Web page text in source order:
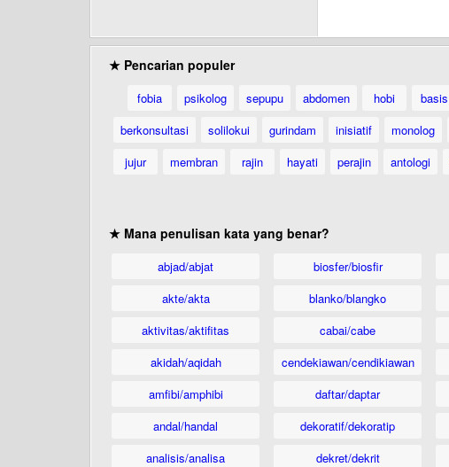
★ Pencarian populer
fobia psikolog sepupu abdomen hobi basis
berkonsultasi
solilokui gurindam inisiatif monolog
jujur
membran rajin hayati perajin antologi
★ Mana penulisan kata yang benar?
abjad/abjat
akte/akta
aktivitas/aktifitas
akidah/aqidah
amfibi/amphibi
andal/handal
analisis/analisa
biosfer/biosfir
blanko/blangko
cabai/cabe
cendekiawan/cendikiawan
daftar/daptar
dekoratif/dekoratip
dekret/dekrit